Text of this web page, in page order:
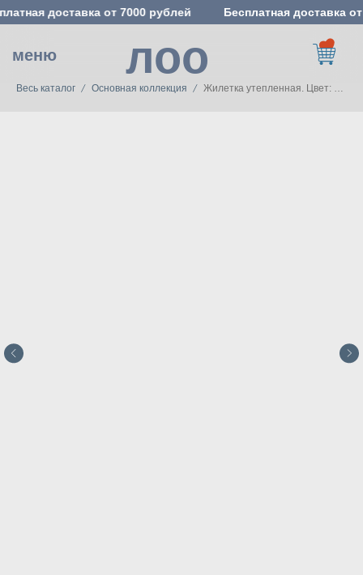
доставка от 7000 рублей Бесплатная доставка
лоо
Весь каталог Основная коллекция Жилетка утепленная. Цвет: Банан